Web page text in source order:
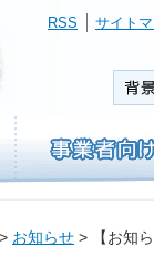
サイト
RSS
> お知らせ > 【お知